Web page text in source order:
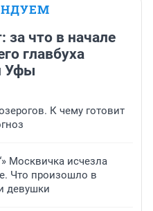
за что в начале
главбуха
Уфы
К чему готовит
Москвичка исчезла
Что произошло в
девушки